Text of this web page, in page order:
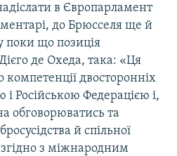
в Європарламент
до Брюсселя ще й
поки що позиція
де Охеда, така: «Ця
двосторонніх
Російською Федерацією і,
обговорюватись та
й спільної
згідно з міжнародним